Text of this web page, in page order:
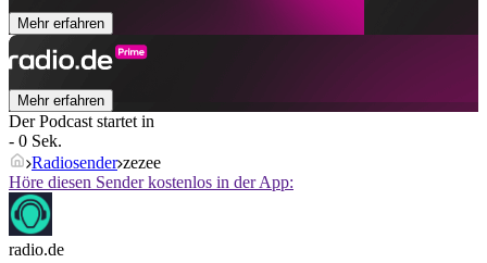
Mehr erfahren
Mehr erfahren
Der Podcast startet in
- 0 Sek.
Radiosender zezee
Höre diesen Sender kostenlos in der App:
radio.de